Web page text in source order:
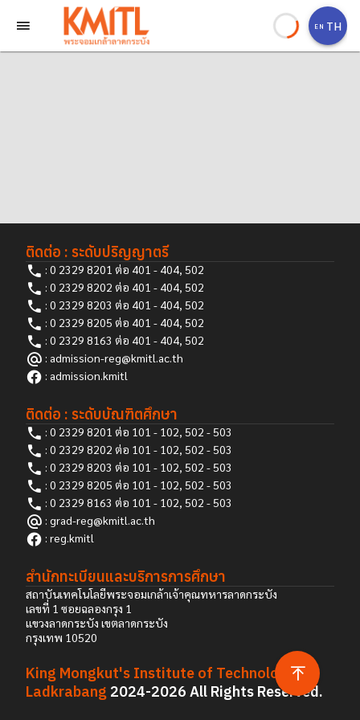
EN TH
ติดต่อ : ระดับปริญญาตรี
: 0 2329 8201 ต่อ 401 - 404, 502
: 0 2329 8202 ต่อ 401 - 404, 502
: 0 2329 8203 ต่อ 401 - 404, 502
: 0 2329 8205 ต่อ 401 - 404, 502
: 0 2329 8163 ต่อ 401 - 404, 502
: admission-reg@kmitl.ac.th
: admission.kmitl
ติดต่อ : ระดับบัณฑิตศึกษา
: 0 2329 8201 ต่อ 101 - 102, 502 - 503
: 0 2329 8202 ต่อ 101 - 102, 502 - 503
: 0 2329 8203 ต่อ 101 - 102, 502 - 503
: 0 2329 8205 ต่อ 101 - 102, 502 - 503
: 0 2329 8163 ต่อ 101 - 102, 502 - 503
: grad-reg@kmitl.ac.th
: reg.kmitl
สำนักทะเบียนและบริการการศึกษา
สถาบันเทคโนโลยีพระจอมเกล้าเจ้าคุณทหารลาดกระบัง
เลขที่ 1 ซอยฉลองกรุง 1
แขวงลาดกระบัง เขตลาดกระบัง
กรุงเทพ 10520
King Mongkut's Institute of Technology
Ladkrabang 2024-2026 All Rights Reserved.